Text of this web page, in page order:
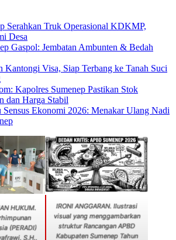
Serahkan Truk Operasional KDKMP,
Desa
Gaspol: Jembatan Ambunten & Bedah
Kantongi Visa, Siap Terbang ke Tanah Suci
Kapolres Sumenep Pastikan Stok
dan Harga Stabil
Ekonomi 2026: Menakar Ulang Nadi
HUKUM.
(PERADI)
S.H.,
IRONI ANGGARAN. Ilustrasi
visual yang menggambarkan
struktur Rancangan APBD
Kabupaten Sumenep Tahun